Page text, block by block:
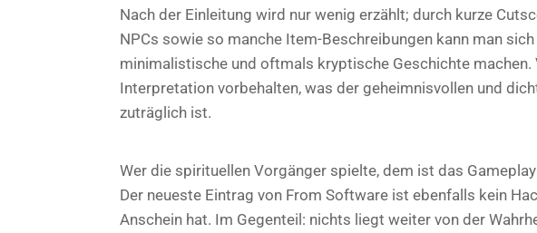
Nach der Einleitung wird nur wenig erzählt; durch kurze
NPCs sowie so manche Item-Beschreibungen kann man
minimalistische und oftmals kryptische Geschichte machen.
Interpretation vorbehalten, was der geheimnisvollen und
zuträglich ist.
Wer die spirituellen Vorgänger spielte, dem ist das
Der neueste Eintrag von From Software ist ebenfalls kein
Anschein hat. Im Gegenteil: nichts liegt weiter von der